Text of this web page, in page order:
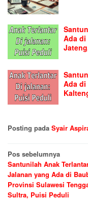
Ada di
Ada di
Posting pada Syair
Navigasi
pos
Pos sebelumnya
Santunilah Anak
Jalanan yang Ada di
Provinsi Sulawesi
Sultra, Puisi Peduli